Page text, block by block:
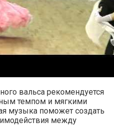
вальса рекомендуется
темпом и мягкими
музыка поможет создать
между